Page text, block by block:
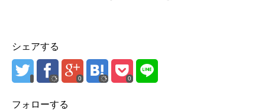
シェアする
0 0
フォローする